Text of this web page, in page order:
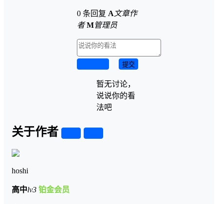
0 条回复 A 文章作
者 M管理员
提交
暂无讨论，
说说你的看
法吧
关于作者
hoshi
高中lv3 铂金会员